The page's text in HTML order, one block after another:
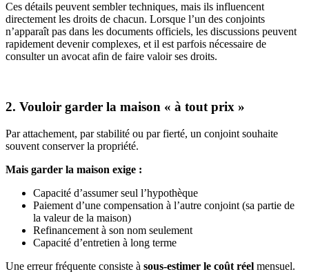
Ces détails peuvent sembler techniques, mais ils influencent
directement les droits de chacun. Lorsque l’un des conjoints
n’apparaît pas dans les documents officiels, les discussions peuvent
rapidement devenir complexes, et il est parfois nécessaire de
consulter un avocat afin de faire valoir ses droits.
2. Vouloir garder la maison « à tout prix »
Par attachement, par stabilité ou par fierté, un conjoint souhaite
souvent conserver la propriété.
Mais garder la maison exige :
Capacité d’assumer seul l’hypothèque
Paiement d’une compensation à l’autre conjoint (sa partie de
la valeur de la maison)
Refinancement à son nom seulement
Capacité d’entretien à long terme
Une erreur fréquente consiste à sous-estimer le coût réel mensuel.